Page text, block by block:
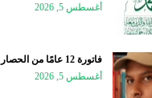
أغسطس 5, 2026
فاتورة 12 عامًا من الحصار والعدوان
أغسطس 5, 2026